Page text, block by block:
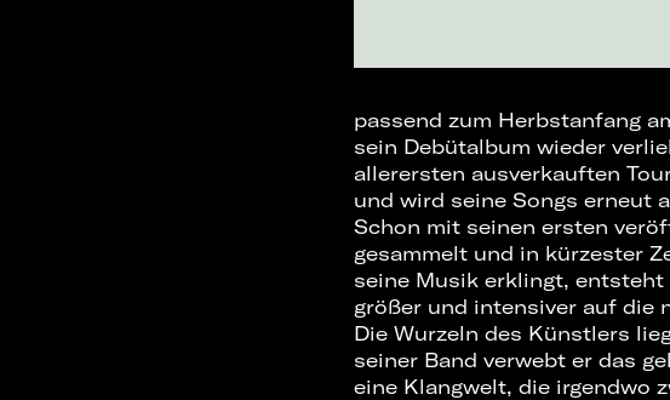
passend zum Herbstanfang
sein Debütalbum wieder
allerersten ausverkauften
und wird seine Songs erneut
Schon mit seinen ersten
gesammelt und in kürzester
seine Musik erklingt, entsteht
größer und intensiver auf die
Die Wurzeln des Künstlers
seiner Band verwebt er das
eine Klangwelt, die irgendwo